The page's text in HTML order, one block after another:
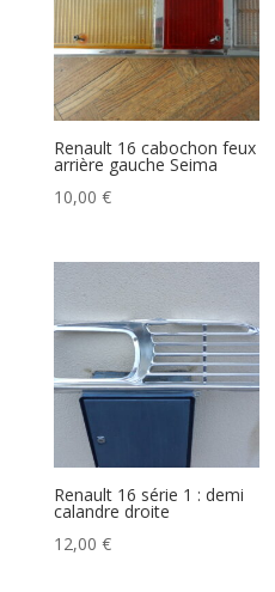
Renault 16 cabochon feux
arrière gauche Seima
10,00 €
Renault 16 série 1 : demi
calandre droite
12,00 €